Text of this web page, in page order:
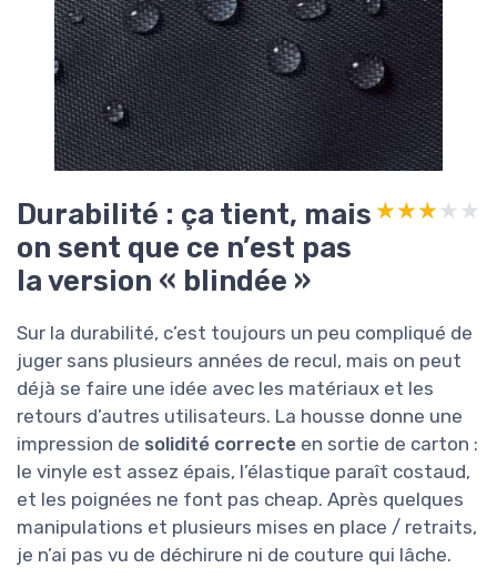
Durabilité : ça tient, mais
on sent que ce n’est pas
la version « blindée »
★★★★★
★★★★★
Sur la durabilité, c’est toujours un peu compliqué de
juger sans plusieurs années de recul, mais on peut
déjà se faire une idée avec les matériaux et les
retours d’autres utilisateurs. La housse donne une
impression de solidité correcte en sortie de carton :
le vinyle est assez épais, l’élastique paraît costaud,
et les poignées ne font pas cheap. Après quelques
manipulations et plusieurs mises en place / retraits,
je n’ai pas vu de déchirure ni de couture qui lâche.